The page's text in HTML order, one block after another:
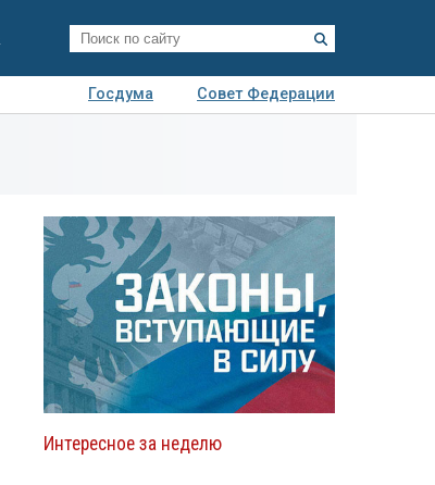
Госдума
Совет Федерации
Интересное за неделю